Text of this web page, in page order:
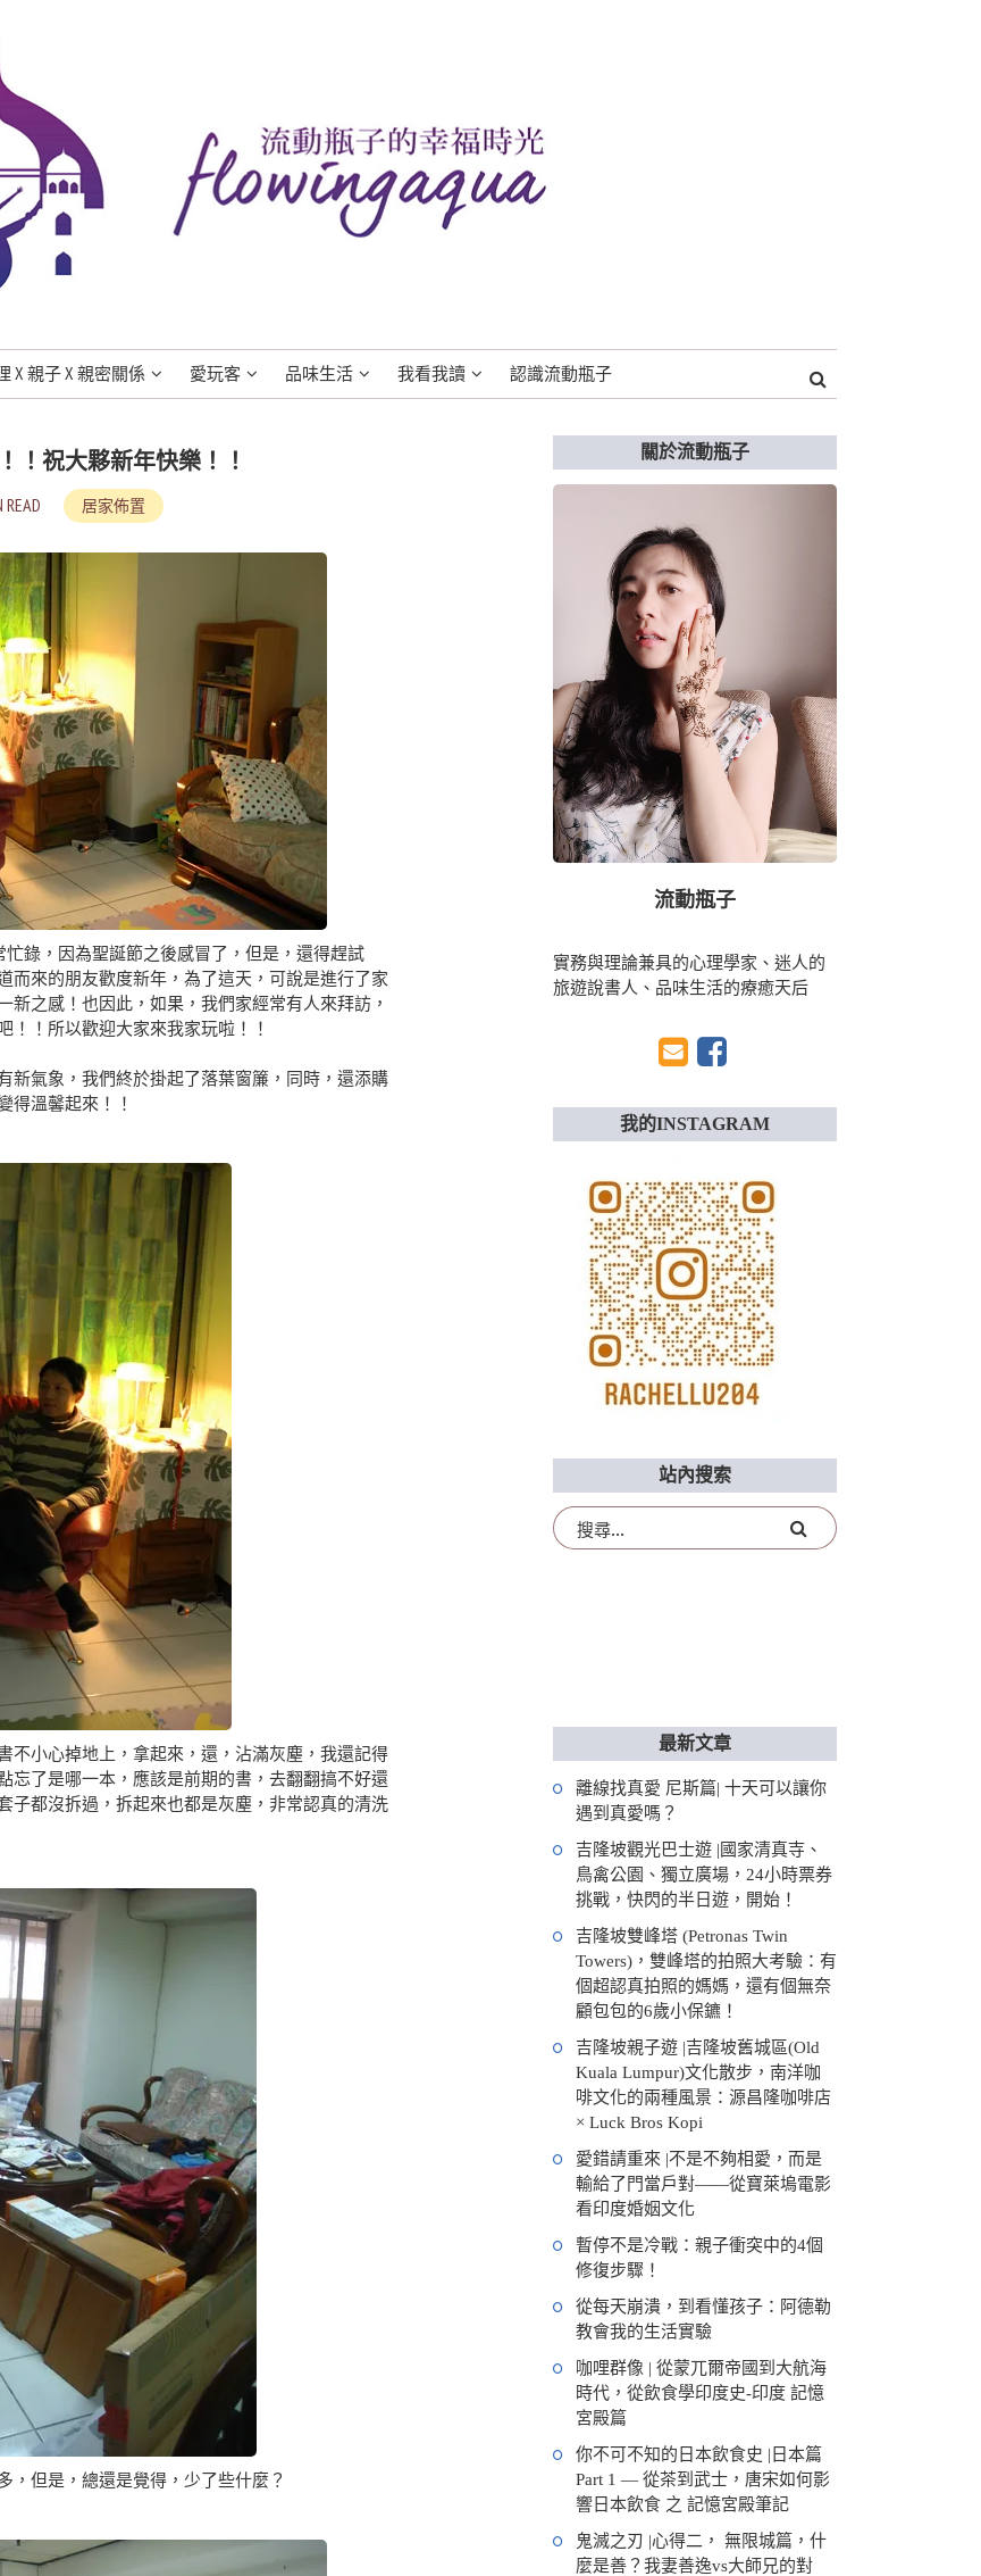
X 親子 X 親密關係 愛玩客 品味生活 我看我讀 認識流動瓶子
！祝大夥新年快樂！！
READ 居家佈置
錄，因為聖誕節之後感冒了，但是，還得趕試
而來的朋友歡度新年，為了這天，可說是進行了家
之感！也因此，如果，我們家經常有人來拜訪，
！！所以歡迎大家來我家玩啦！！
新氣象，我們終於掛起了落葉窗簾，同時，還添購
得溫馨起來！！
不小心掉地上，拿起來，還，沾滿灰塵，我還記得
忘了是哪一本，應該是前期的書，去翻翻搞不好還
子都沒拆過，拆起來也都是灰塵，非常認真的清洗
，但是，總還是覺得，少了些什麼？
關於流動瓶子
流動瓶子
實務與理論兼具的心理學家、迷人的
旅遊說書人、品味生活的療癒天后
我的INSTAGRAM
站內搜索
最新文章
離線找真愛 尼斯篇| 十天可以讓你
遇到真愛嗎？
吉隆坡觀光巴士遊 |國家清真寺、
鳥禽公園、獨立廣場，24小時票券
挑戰，快閃的半日遊，開始！
吉隆坡雙峰塔 (Petronas Twin
Towers)，雙峰塔的拍照大考驗：有
個超認真拍照的媽媽，還有個無奈
顧包包的6歲小保鑣！
吉隆坡親子遊 |吉隆坡舊城區(Old
Kuala Lumpur)文化散步，南洋咖
啡文化的兩種風景：源昌隆咖啡店
× Luck Bros Kopi
愛錯請重來 |不是不夠相愛，而是
輸給了門當戶對——從寶萊塢電影
看印度婚姻文化
暫停不是冷戰：親子衝突中的4個
修復步驟！
從每天崩潰，到看懂孩子：阿德勒
教會我的生活實驗
咖哩群像 | 從蒙兀爾帝國到大航海
時代，從飲食學印度史-印度 記憶
宮殿篇
你不可不知的日本飲食史 |日本篇
Part 1 — 從茶到武士，唐宋如何影
響日本飲食 之 記憶宮殿筆記
鬼滅之刃 |心得二， 無限城篇，什
麼是善？我妻善逸vs大師兄的對